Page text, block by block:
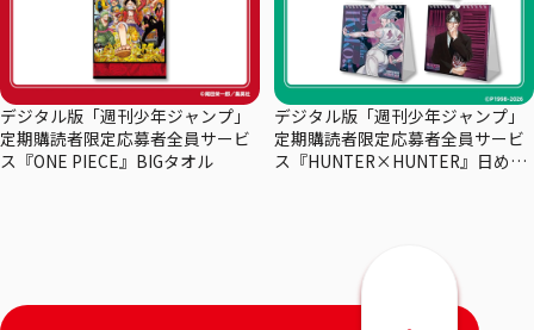
デジタル版「週刊少年ジャンプ」
定期購読者限定応募者全員サービ
ス『ONE PIECE』BIGタオル
デジタル版「週刊少年ジャンプ」
定期購読者限定応募者全員サービ
ス『HUNTER×HUNTER』日めく